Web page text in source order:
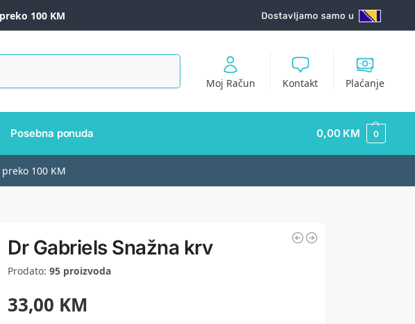
preko 100 KM
Moj Račun Kontakt Plaćanje
Posebna ponuda 0,00 KM 0
100 KM
Dr Gabriels Snažna krv
Prodato:95 proizvoda
33,00 KM